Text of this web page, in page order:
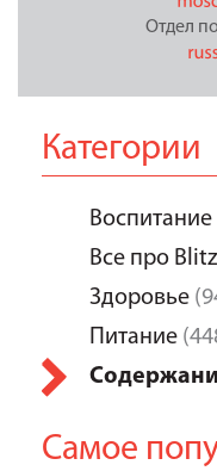
Отдел
Категории
Все про Blitz
Здоровье
Питание
Самое